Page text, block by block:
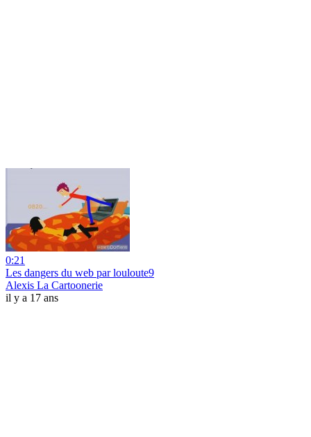
0:21
Les dangers du web par louloute9
Alexis La Cartoonerie
il y a 17 ans